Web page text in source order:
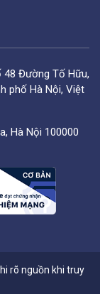
48 Đường Tố Hữu,
phố Hà Nội, Việt
Hà Nội 100000
rõ nguồn khi truy